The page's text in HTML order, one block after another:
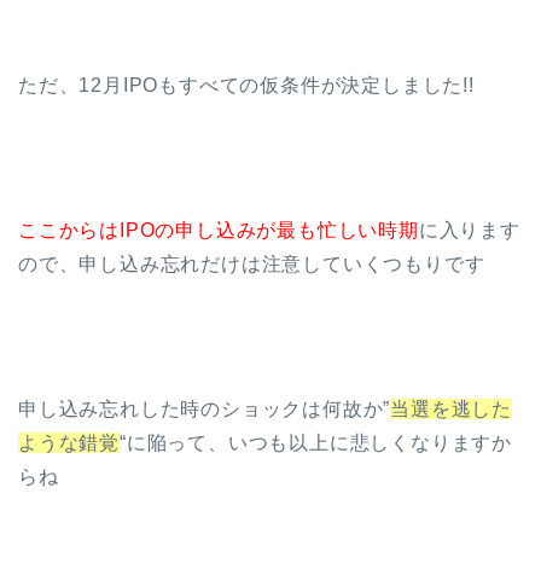
ただ、12月IPOもすべての仮条件が決定しました!!
ここからはIPOの申し込みが最も忙しい時期 に入ります
ので、申し込み忘れだけは注意していくつもりです
申し込み忘れした時のショックは何故か”当選を逃した
ような錯覚“に陥って、いつも以上に悲しくなりますか
らね